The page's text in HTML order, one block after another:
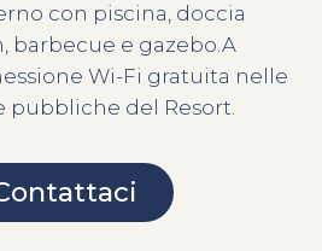
con piscina, doccia
barbecue e gazebo.A
Wi-Fi gratuita nelle
pubbliche del Resort.